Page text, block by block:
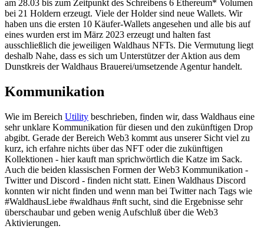
am 28.03 bis zum Zeitpunkt des Schreibens 6 Ethereum* Volumen
bei 21 Holdern erzeugt. Viele der Holder sind neue Wallets. Wir
haben uns die ersten 10 Käufer-Wallets angesehen und alle bis auf
eines wurden erst im März 2023 erzeugt und halten fast
ausschließlich die jeweiligen Waldhaus NFTs. Die Vermutung liegt
deshalb Nahe, dass es sich um Unterstützer der Aktion aus dem
Dunstkreis der Waldhaus Brauerei/umsetzende Agentur handelt.
Kommunikation
Wie im Bereich Utility beschrieben, finden wir, dass Waldhaus eine
sehr unklare Kommunikation für diesen und den zukünftigen Drop
abgibt. Gerade der Bereich Web3 kommt aus unserer Sicht viel zu
kurz, ich erfahre nichts über das NFT oder die zukünftigen
Kollektionen - hier kauft man sprichwörtlich die Katze im Sack.
Auch die beiden klassischen Formen der Web3 Kommunikation -
Twitter und Discord - finden nicht statt. Einen Waldhaus Discord
konnten wir nicht finden und wenn man bei Twitter nach Tags wie
#WaldhausLiebe #waldhaus #nft sucht, sind die Ergebnisse sehr
überschaubar und geben wenig Aufschluß über die Web3
Aktivierungen.